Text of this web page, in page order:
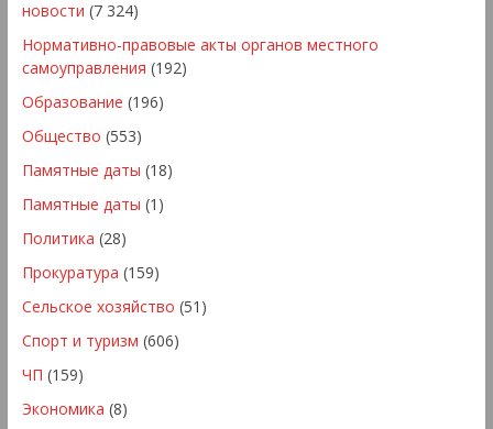
новости (7 324)
Нормативно-правовые акты органов местного
самоуправления (192)
Образование (196)
Общество (553)
Памятные даты (18)
Памятные даты (1)
Политика (28)
Прокуратура (159)
Сельское хозяйство (51)
Спорт и туризм (606)
ЧП (159)
Экономика (8)